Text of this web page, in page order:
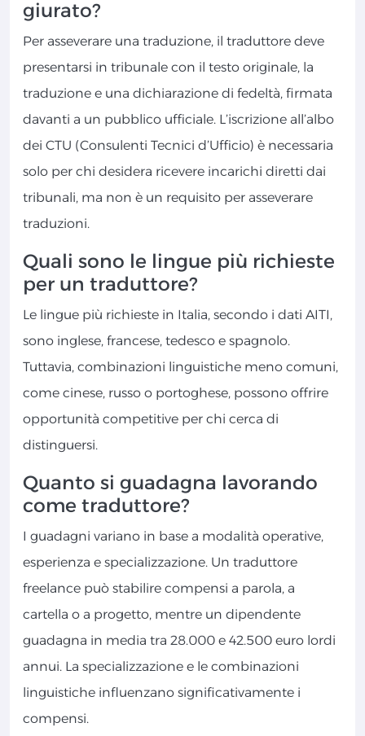
giurato?
Per asseverare una traduzione, il traduttore deve
presentarsi in tribunale con il testo originale, la
traduzione e una dichiarazione di fedeltà, firmata
davanti a un pubblico ufficiale. L’iscrizione all’albo
dei CTU (Consulenti Tecnici d’Ufficio) è necessaria
solo per chi desidera ricevere incarichi diretti dai
tribunali, ma non è un requisito per asseverare
traduzioni.
Quali sono le lingue più richieste
per un traduttore?
Le lingue più richieste in Italia, secondo i dati AITI,
sono inglese, francese, tedesco e spagnolo.
Tuttavia, combinazioni linguistiche meno comuni,
come cinese, russo o portoghese, possono offrire
opportunità competitive per chi cerca di
distinguersi.
Quanto si guadagna lavorando
come traduttore?
I guadagni variano in base a modalità operative,
esperienza e specializzazione. Un traduttore
freelance può stabilire compensi a parola, a
cartella o a progetto, mentre un dipendente
guadagna in media tra 28.000 e 42.500 euro lordi
annui. La specializzazione e le combinazioni
linguistiche influenzano significativamente i
compensi.